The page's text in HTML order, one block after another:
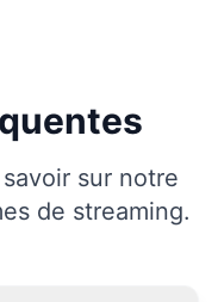
sur notre
de streaming.